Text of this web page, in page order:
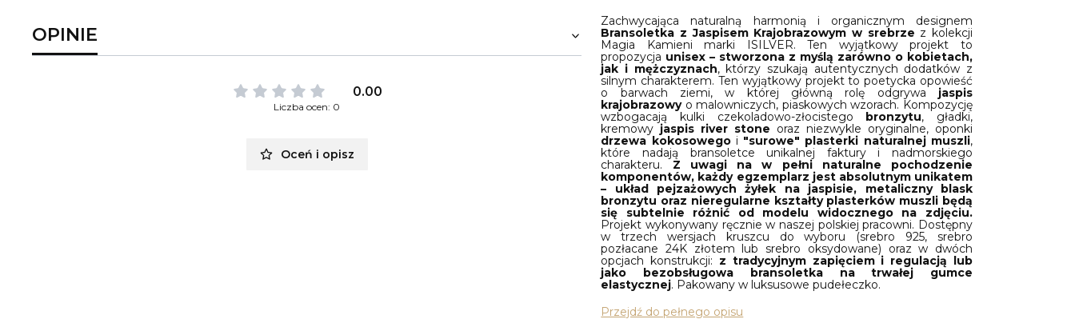
OPINIE
0.00
Liczba ocen: 0
Oceń i opisz
Zachwycająca naturalną harmonią i organicznym designem
Bransoletka z Jaspisem Krajobrazowym w srebrze z kolekcji
Magia Kamieni marki ISILVER. Ten wyjątkowy projekt to
propozycja unisex – stworzona z myślą zarówno o kobietach,
jak i mężczyznach, którzy szukają autentycznych dodatków z
silnym charakterem. Ten wyjątkowy projekt to poetycka opowieść
o barwach ziemi, w której główną rolę odgrywa jaspis
krajobrazowyo malowniczych, piaskowych wzorach. Kompozycję
wzbogacają kulki czekoladowo-złocistego bronzytu, gładki,
kremowy jaspis river stone oraz niezwykle oryginalne, oponki
drzewa kokosowegoi "surowe" plasterki naturalnej muszli,
które nadają bransoletce unikalnej faktury i nadmorskiego
charakteru. Z uwagi na w pełni naturalne pochodzenie
komponentów, każdy egzemplarz jest absolutnym unikatem
– układ pejzażowych żyłek na jaspisie, metaliczny blask
bronzytu oraz nieregularne kształty plasterków muszli będą
się subtelnie różnić od modelu widocznego na zdjęciu.
Projekt wykonywany ręcznie w naszej polskiej pracowni. Dostępny
w trzech wersjach kruszcu do wyboru (srebro 925, srebro
pozłacane 24K złotem lub srebro oksydowane) oraz w dwóch
opcjach konstrukcji: z tradycyjnym zapięciem i regulacją lub
jako bezobsługowa bransoletka na trwałej gumce
elastycznej. Pakowany w luksusowe pudełeczko.
Przejdź do pełnego opisu